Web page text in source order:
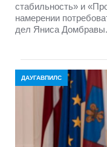
стабильность» и
намерении
дел Яниса Домбравы.
ДАУГАВПИЛС